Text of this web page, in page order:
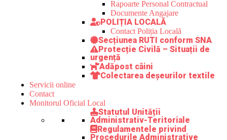
Rapoarte Personal Contractual
Documente Angajare
POLIȚIA LOCALĂ
Contact Poliția Locală
Secțiunea RUTI conform SNA
Protecție Civilă – Situații de
urgență
Adăpost câini
Colectarea deșeurilor textile
Servicii online
Contact
Monitorul Oficial Local
Statutul Unității
Administrativ-Teritoriale
Regulamentele privind
Procedurile Administrative